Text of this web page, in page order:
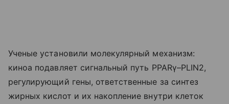
Ученые установили молекулярный механизм:
киноа подавляет сигнальный путь PPARγ–PLIN2,
регулирующий гены, ответственные за синтез
жирных кислот и их накопление внутри клеток